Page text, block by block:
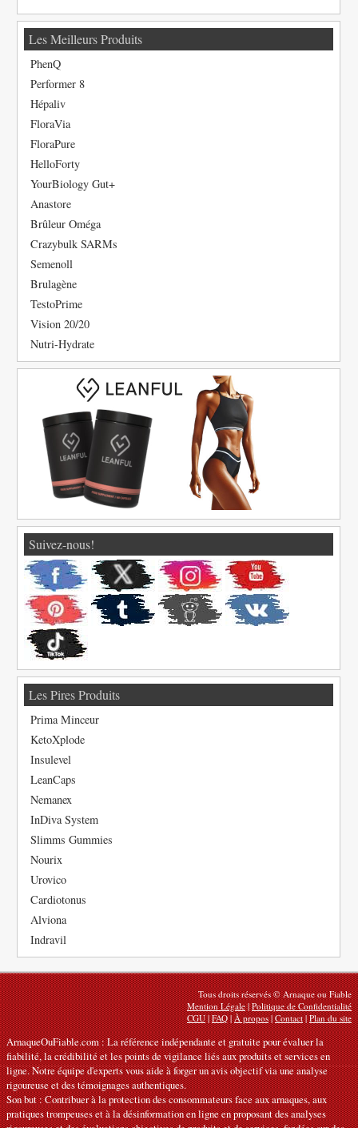
Les Meilleurs Produits
PhenQ
Performer 8
Hépaliv
FloraVia
FloraPure
HelloForty
YourBiology Gut+
Anastore
Brûleur Oméga
Crazybulk SARMs
Semenoll
Brulagène
TestoPrime
Vision 20/20
Nutri-Hydrate
Suivez-nous!
Les Pires Produits
Prima Minceur
KetoXplode
Insulevel
LeanCaps
Nemanex
InDiva System
Slimms Gummies
Nourix
Urovico
Cardiotonus
Alviona
Indravil
Tous droits réservés © Arnaque ou Fiable
Mention Légale|Politique de Confidentialité
CGU|FAQ|À propos|Contact|Plan du site
ArnaqueOuFiable.com : La référence indépendante et gratuite pour évaluer la
fiabilité, la crédibilité et les points de vigilance liés aux produits et services en
ligne. Notre équipe d'experts vous aide à forger un avis objectif via une analyse
rigoureuse et des témoignages authentiques.
Son but : Contribuer à la protection des consommateurs face aux arnaques, aux
pratiques trompeuses et à la désinformation en ligne en proposant des analyses